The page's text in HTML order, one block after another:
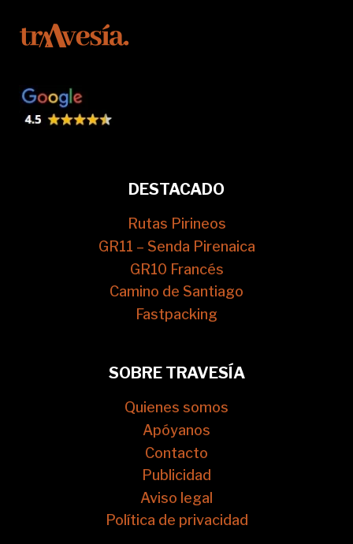
DESTACADO
Rutas Pirineos
GR11 – Senda Pirenaica
GR10 Francés
Camino de Santiago
Fastpacking
SOBRE TRAVESÍA
Quienes somos
Apóyanos
Contacto
Publicidad
Aviso legal
Política de privacidad